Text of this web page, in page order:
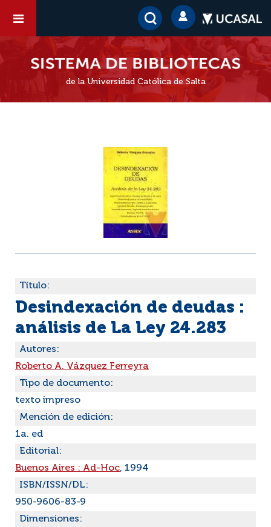
de la Universidad Católica de Salta
Título:
Desindexación de deudas :
análisis de La Ley 24.283
Autores:
Roberto A. Vázquez Ferreyra
Tipo de documento:
texto impreso
Mención de edición:
1a. ed
Editorial:
Buenos Aires : Ad-Hoc, 1994
ISBN/ISSN/DL:
950-9606-83-9
Dimensiones: